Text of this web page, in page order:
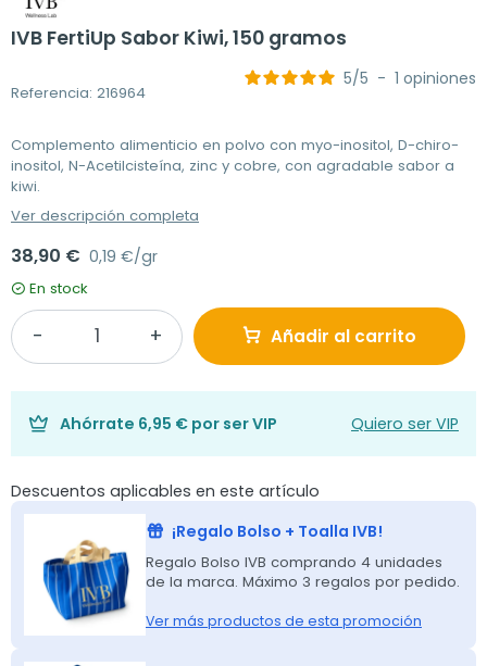
IVB FertiUp Sabor Kiwi, 150 gramos
Referencia: 216964
5/5 - 1 opiniones
Complemento alimenticio en polvo con myo-inositol, D-chiro-
inositol, N-Acetilcisteína, zinc y cobre, con agradable sabor a
kiwi.
Ver descripción completa
38,90 € 0,19 €/gr
En stock
Añadir al carrito
Ahórrate 6,95 € por ser VIP Quiero ser VIP
Descuentos aplicables en este artículo
¡Regalo Bolso + Toalla IVB!
Regalo Bolso IVB comprando 4 unidades
de la marca. Máximo 3 regalos por pedido.
Ver más productos de esta promoción